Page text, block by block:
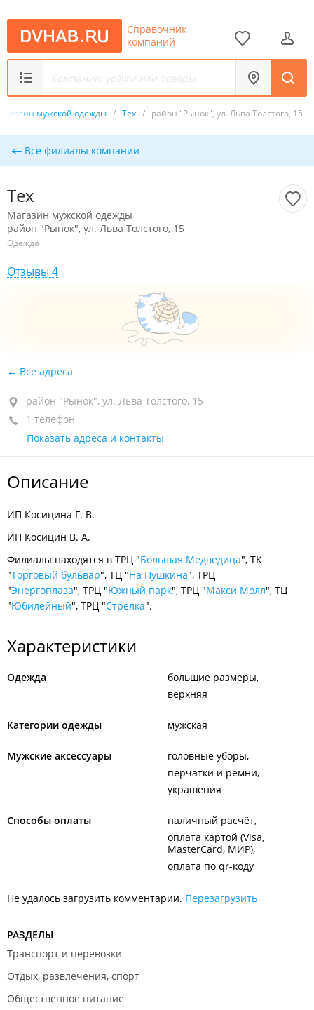
Справочник
компаний
мужской одежды / Tex / район "Рынок", ул. Льва Толстого, 15
Все филиалы компании
Tex
Магазин мужской одежды
район "Рынок", ул. Льва Толстого, 15
Одежда
Отзывы 4
Все адреса
район "Рынок", ул. Льва Толстого, 15
1 телефон
Показать адреса и контакты
Описание
ИП Косицина Г. В.
ИП Косицин В. А.
Филиалы находятся в ТРЦ "Большая Медведица", ТК
"Торговый бульвар", ТЦ "На Пушкина", ТРЦ
"Энергоплаза", ТРЦ "Южный парк", ТРЦ "Макси Молл", ТЦ
"Юбилейный", ТРЦ "Стрелка".
Характеристики
Одежда
большие размеры
верхняя
Категории одежды мужская
Мужские аксессуары
головные уборы
перчатки и ремни
украшения
Способы оплаты
наличный расчёт
оплата картой (Visa,
MasterCard, МИР)
оплата по qr-коду
Не удалось загрузить комментарии. Перезагрузить
РАЗДЕЛЫ
Транспорт и перевозки
Отдых, развлечения, спорт
Общественное питание